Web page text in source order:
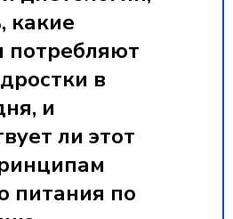
какие
потребляют
в
и
ли этот
питания по